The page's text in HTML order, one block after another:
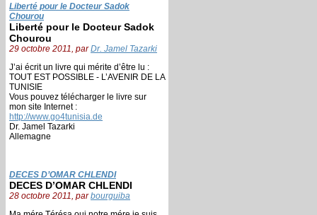
Liberté pour le Docteur Sadok
Chourou
Liberté pour le Docteur Sadok
Chourou
29 octobre 2011, parDr. Jamel Tazarki
J’ai écrit un livre qui mérite d’être lu :
TOUT EST POSSIBLE - L’AVENIR DE LA
TUNISIE
Vous pouvez télécharger le livre sur
mon site Internet :
http://www.go4tunisia.de
Dr. Jamel Tazarki
Allemagne
DECES D’OMAR CHLENDI
DECES D’OMAR CHLENDI
28 octobre 2011, parbourguiba